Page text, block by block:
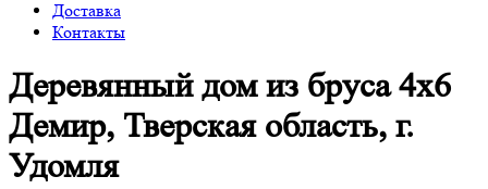
Доставка
Контакты
Деревянный дом из бруса 4х6
Демир, Тверская область, г.
Удомля